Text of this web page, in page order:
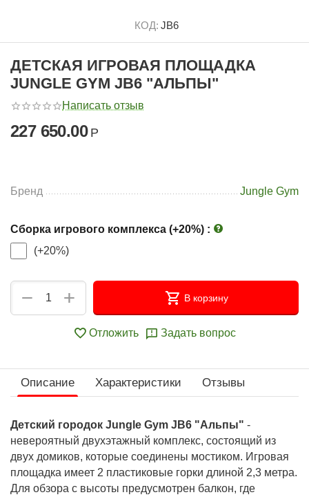
КОД: JB6
ДЕТСКАЯ ИГРОВАЯ ПЛОЩАДКА
JUNGLE GYM JВ6 "АЛЬПЫ"
Написать отзыв
227 650.00 Р
Бренд Jungle Gym
Сборка игрового комплекса (+20%) :
(+20%)
+
− В корзину
Отложить Задать вопрос
Описание Характеристики Отзывы
Детский городок Jungle Gym JВ6 "Альпы" -
невероятный двухэтажный комплекс, состоящий из
двух домиков, которые соединены мостиком. Игровая
площадка имеет 2 пластиковые горки длиной 2,3 метра.
Для обзора с высоты предусмотрен балкон, где